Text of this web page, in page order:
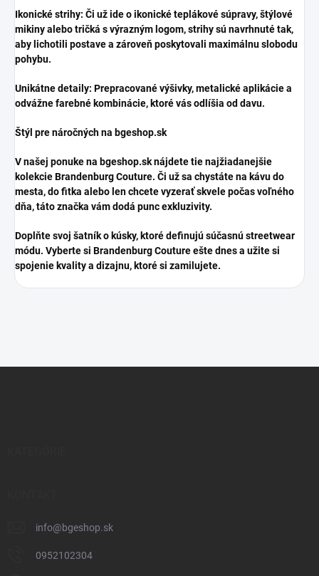
​Ikonické strihy: Či už ide o ikonické teplákové súpravy, štýlové
mikiny alebo tričká s výrazným logom, strihy sú navrhnuté tak,
aby lichotili postave a zároveň poskytovali maximálnu slobodu
pohybu.
​Unikátne detaily: Prepracované výšivky, metalické aplikácie a
odvážne farebné kombinácie, ktoré vás odlíšia od davu.
​Štýl pre náročných na bgeshop.sk
​V našej ponuke na bgeshop.sk nájdete tie najžiadanejšie
kolekcie Brandenburg Couture. Či už sa chystáte na kávu do
mesta, do fitka alebo len chcete vyzerať skvele počas voľného
dňa, táto značka vám dodá punc exkluzivity.
​Doplňte svoj šatník o kúsky, ktoré definujú súčasnú streetwear
módu. Vyberte si Brandenburg Couture ešte dnes a užite si
spojenie kvality a dizajnu, ktoré si zamilujete.
info@bgeshop.sk
0952102304